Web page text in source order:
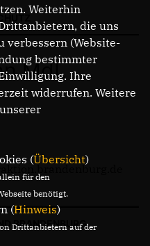
MdL
BRANDENBURG
Weiterhin
die uns
verbessern (Website-
bestimmter
Ihre
widerrufen. Weitere
(Übersicht)
für den
benötigt.
(Hinweis)
Drittanbietern auf der